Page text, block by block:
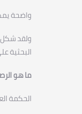
واضحة
ولقد شكل
البحثية
ما هو
الحكمة